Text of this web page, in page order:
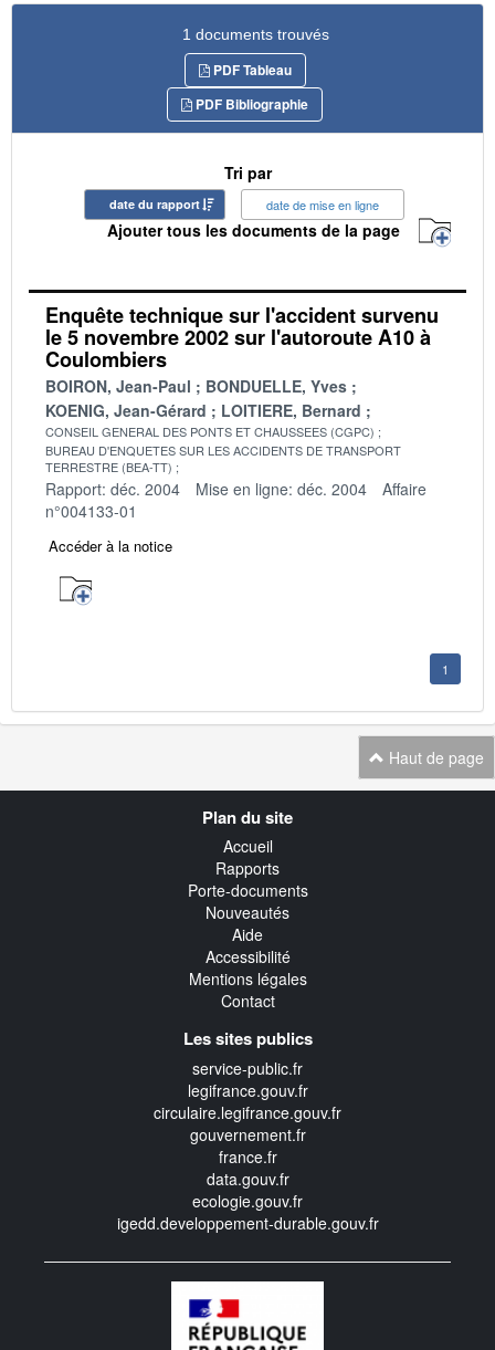
1 documents trouvés
PDF Tableau
PDF Bibliographie
Tri par
date du rapport date de mise en ligne
Ajouter tous les documents de la page
Enquête technique sur l'accident survenu
le 5 novembre 2002 sur l'autoroute A10 à
Coulombiers
BOIRON, Jean-Paul
BONDUELLE, Yves
KOENIG, Jean-Gérard
LOITIERE, Bernard
CONSEIL GENERAL DES PONTS ET CHAUSSEES (CGPC)
BUREAU D'ENQUETES SUR LES ACCIDENTS DE TRANSPORT
TERRESTRE (BEA-TT)
Rapport: déc. 2004 Mise en ligne: déc. 2004
Affaire
n°004133-01
Accéder à la notice
1
Haut de page
Plan du site
Accueil
Rapports
Porte-documents
Nouveautés
Aide
Accessibilité
Mentions légales
Contact
Les sites publics
service-public.fr
legifrance.gouv.fr
circulaire.legifrance.gouv.fr
gouvernement.fr
france.fr
data.gouv.fr
ecologie.gouv.fr
igedd.developpement-durable.gouv.fr